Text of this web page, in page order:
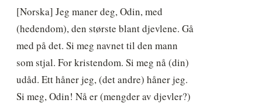
[Norska] Jeg maner deg, Odin, med
(hedendom), den største blant djevlene. Gå
med på det. Si meg navnet til den mann
som stjal. For kristendom. Si meg nå (din)
udåd. Ett håner jeg, (det andre) håner jeg.
Si meg, Odin! Nå er (mengder av djevler?)